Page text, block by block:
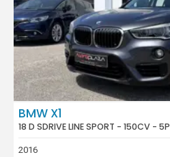
BMW X1
18 D SDRIVE LINE SPORT - 150CV - 5P
2016